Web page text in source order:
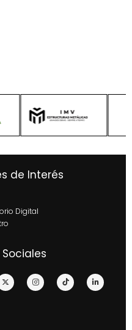
de Interés
Digital
Sociales